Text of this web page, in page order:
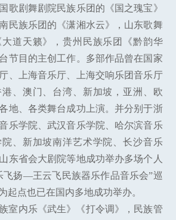
歌剧舞剧院民族乐团的《国之瑰宝》
民族乐团的《潇湘水云》，山东歌舞
道天籁》，贵州民族乐团《黔韵华
节目的主创工作。多部作品曾在国家
、上海音乐厅、上海交响乐团音乐厅
、澳门、台湾、新加坡，亚洲、欧
地、各类舞台成功上演。并分别于浙
乐学院、武汉音乐学院、哈尔滨音乐
、新加坡南洋艺术学院、长沙音乐
东省会大剧院等地成功举办多场个人
飞扬—王云飞民族器乐作品音乐会”巡
起点也已在国内多地成功举办。
室内乐《武生》《打令调》，民族管